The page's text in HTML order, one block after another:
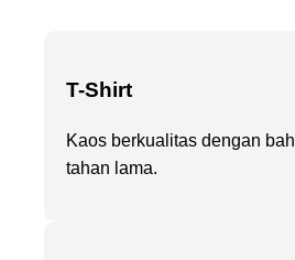
T-Shirt
Kaos berkualitas dengan
tahan lama.